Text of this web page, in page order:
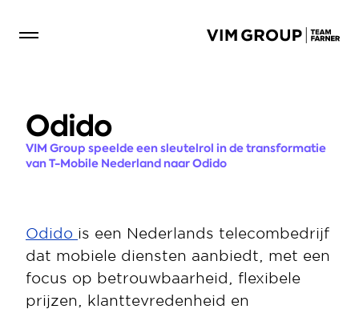
Odido
VIM Group speelde een sleutelrol in de transformatie
van T-Mobile Nederland naar Odido
Odido is een Nederlands telecombedrijf
dat mobiele diensten aanbiedt, met een
focus op betrouwbaarheid, flexibele
prijzen, klanttevredenheid en